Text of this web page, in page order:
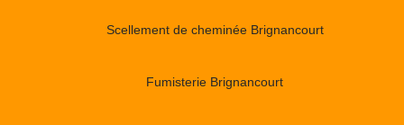
Scellement de cheminée Brignancourt
Fumisterie Brignancourt